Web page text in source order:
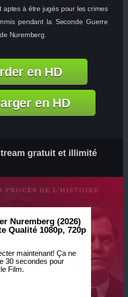
aptes à être jugés pour les crimes
pendant la Seconde Guerre
Nuremberg.
en HD
en HD
gratuit et illimité
Nuremberg (2026)
Qualité 1080p, 720p
maintenant! Ça ne
30 secondes pour
Film.